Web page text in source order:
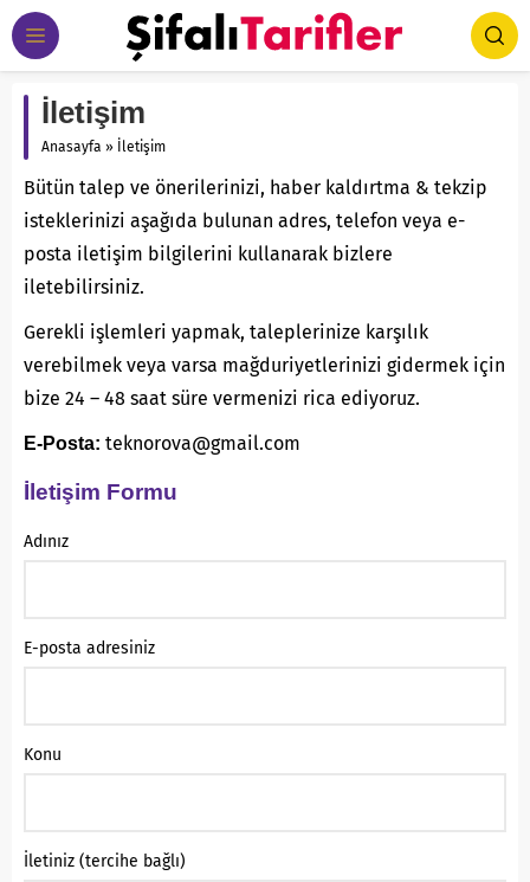
İletişim
Anasayfa » İletişim
Bütün talep ve önerilerinizi, haber kaldırtma & tekzip
isteklerinizi aşağıda bulunan adres, telefon veya e-
posta iletişim bilgilerini kullanarak bizlere
iletebilirsiniz.
Gerekli işlemleri yapmak, taleplerinize karşılık
verebilmek veya varsa mağduriyetlerinizi gidermek için
bize 24 – 48 saat süre vermenizi rica ediyoruz.
E-Posta: teknorova@gmail.com
İletişim Formu
Adınız
E-posta adresiniz
Konu
İletiniz (tercihe bağlı)